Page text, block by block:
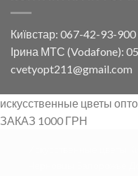
Київстар: 067-42-93-
Ірина МТС (Vodafone):
cvetyopt211@gmail.com
искусственные цветы
ЗАКАЗ 1000 ГРН